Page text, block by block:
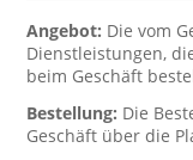
Angebot: Die vom
Dienstleistungen,
beim Geschäft
Bestellung: Die
Geschäft über die